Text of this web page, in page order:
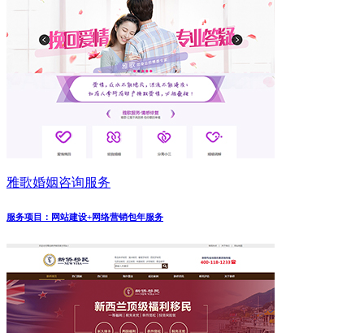
雅歌婚姻咨询服务
服务项目：网站建设+网络营销包年服务